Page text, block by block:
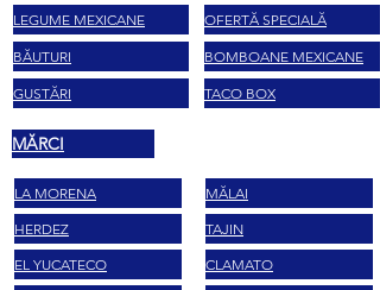
LEGUME MEXICANE
BĂUTURI
GUSTĂRI
OFERTĂ SPECIALĂ
BOMBOANE MEXICANE
TACO BOX
MĂRCI
LA MORENA
HERDEZ
EL YUCATECO
MĂLAI
TAJIN
CLAMATO